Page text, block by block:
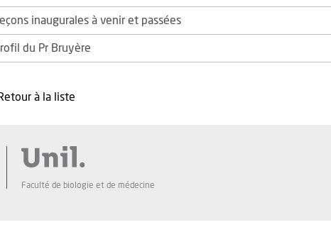
inaugurales à venir et passées
du Pr Bruyère
retour à la liste
Faculté de biologie et de médecine